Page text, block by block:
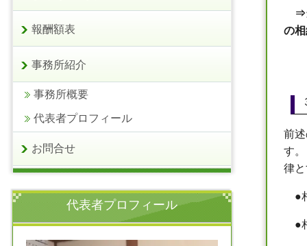
⇒
の
前
す
律
●
●
報酬額表
事務所紹介
事務所概要
代表者プロフィール
お問合せ
代表者プロフィール